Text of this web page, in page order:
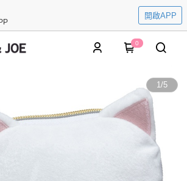
開啟APP
0
1/5